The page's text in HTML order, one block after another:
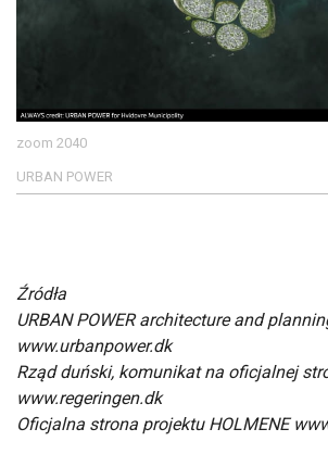
zoom 2040
URBAN POWER
Źródła
URBAN POWER architecture and
www.urbanpower.dk
Rząd duński, komunikat na oficjalnej
www.regeringen.dk
Oficjalna strona projektu HOLMENE